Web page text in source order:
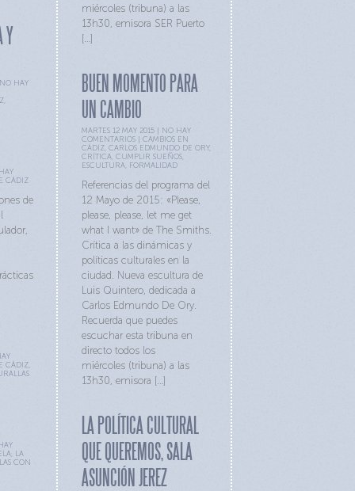
Y
NO HAY
CÁDIZ
de
CÁDIZ
LA
CON
miércoles (tribuna) a las
13h30, emisora SER Puerto
[…]
BUEN MOMENTO PARA
UN CAMBIO
MARTES 12 MAY 2015 | NO HAY
COMENTARIOS | CAMBIOS EN
CÁDIZ CARLOS EDMUNDO DE ORY,
CRÍTICA CUMPLIR SUEÑOS
ESCULTURA
FORMALIDAD
Referencias del programa del
12 Mayo de 2015: «Please,
please, please, let me get
what I want» de The Smiths.
Crítica a las dinámicas y
políticas culturales en la
ciudad. Nueva escultura de
Luis Quintero, dedicada a
Carlos Edmundo De Ory.
Recuerda que puedes
escuchar esta tribuna en
directo todos los
miércoles (tribuna) a las
13h30, emisora […]
LA POLÍTICA CULTURAL
QUE QUEREMOS, SALA
ASUNCIÓN JEREZ